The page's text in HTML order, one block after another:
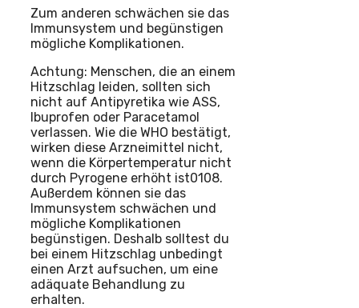
Zum anderen schwächen sie das
Immunsystem und begünstigen
mögliche Komplikationen.
Achtung: Menschen, die an einem
Hitzschlag leiden, sollten sich
nicht auf Antipyretika wie ASS,
Ibuprofen oder Paracetamol
verlassen. Wie die WHO bestätigt,
wirken diese Arzneimittel nicht,
wenn die Körpertemperatur nicht
durch Pyrogene erhöht ist0108.
Außerdem können sie das
Immunsystem schwächen und
mögliche Komplikationen
begünstigen. Deshalb solltest du
bei einem Hitzschlag unbedingt
einen Arzt aufsuchen, um eine
adäquate Behandlung zu
erhalten.